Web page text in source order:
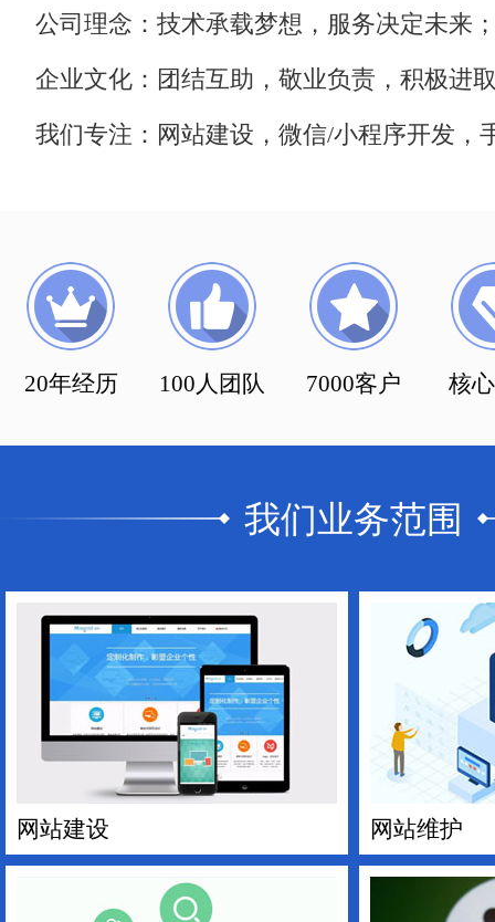
公司理念：技术承载梦想，服务决定未来
企业文化：团结互助，敬业负责，积极进
我们专注：网站建设，微信/小程序开发，
20年经历 100人团队 7000客户 核
我们业务范围
网站建设 网站维护